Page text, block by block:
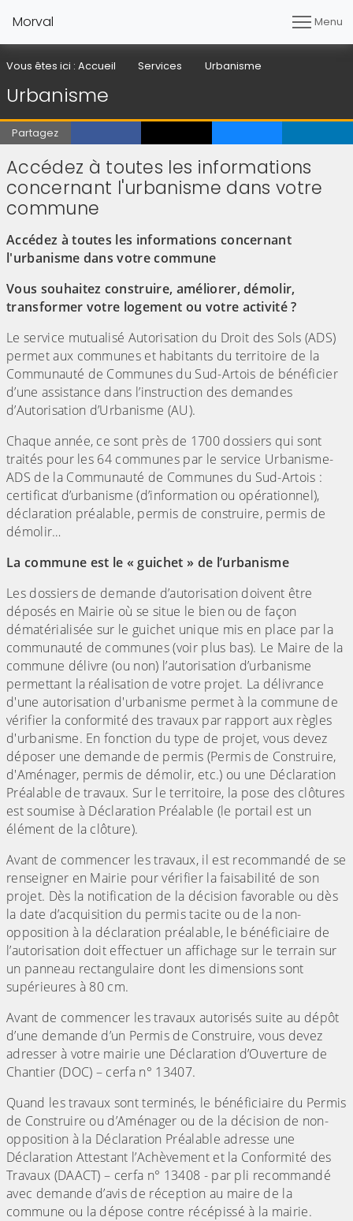
Morval Menu
Vous êtes ici : Accueil Services Urbanisme
Urbanisme
Partagez
Accédez à toutes les informations
concernant l'urbanisme dans votre
commune
Accédez à toutes les informations concernant
l'urbanisme dans votre commune
Vous souhaitez construire, améliorer, démolir,
transformer votre logement ou votre activité ?
Le service mutualisé Autorisation du Droit des Sols (ADS)
permet aux communes et habitants du territoire de la
Communauté de Communes du Sud-Artois de bénéficier
d’une assistance dans l’instruction des demandes
d’Autorisation d’Urbanisme (AU).
Chaque année, ce sont près de 1700 dossiers qui sont
traités pour les 64 communes par le service Urbanisme-
ADS de la Communauté de Communes du Sud-Artois :
certificat d’urbanisme (d’information ou opérationnel),
déclaration préalable, permis de construire, permis de
démolir…
La commune est le « guichet » de l’urbanisme
Les dossiers de demande d’autorisation doivent être
déposés en Mairie où se situe le bien ou de façon
dématérialisée sur le guichet unique mis en place par la
communauté de communes (voir plus bas). Le Maire de la
commune délivre (ou non) l’autorisation d’urbanisme
permettant la réalisation de votre projet. La délivrance
d'une autorisation d'urbanisme permet à la commune de
vérifier la conformité des travaux par rapport aux règles
d'urbanisme. En fonction du type de projet, vous devez
déposer une demande de permis (Permis de Construire,
d'Aménager, permis de démolir, etc.) ou une Déclaration
Préalable de travaux. Sur le territoire, la pose des clôtures
est soumise à Déclaration Préalable (le portail est un
élément de la clôture).
Avant de commencer les travaux, il est recommandé de se
renseigner en Mairie pour vérifier la faisabilité de son
projet. Dès la notification de la décision favorable ou dès
la date d’acquisition du permis tacite ou de la non-
opposition à la déclaration préalable, le bénéficiaire de
l’autorisation doit effectuer un affichage sur le terrain sur
un panneau rectangulaire dont les dimensions sont
supérieures à 80 cm.
Avant de commencer les travaux autorisés suite au dépôt
d’une demande d’un Permis de Construire, vous devez
adresser à votre mairie une Déclaration d’Ouverture de
Chantier (DOC) – cerfa n° 13407.
Quand les travaux sont terminés, le bénéficiaire du Permis
de Construire ou d’Aménager ou de la décision de non-
opposition à la Déclaration Préalable adresse une
Déclaration Attestant l’Achèvement et la Conformité des
Travaux (DAACT) – cerfa n° 13408 - par pli recommandé
avec demande d’avis de réception au maire de la
commune ou la dépose contre récépissé à la mairie.